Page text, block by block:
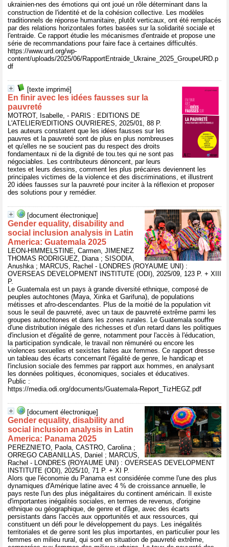
ukrainien‧nes des émotions qui ont joué un rôle déterminant dans la
construction de l'identité et de la cohésion collective. Les modèles
traditionnels de réponse humanitaire, plutôt verticaux, ont été remplacés
par des relations horizontales fortes basées sur la solidarité sociale et
l'entraide. Ce rapport étudie les mécanismes d'entraide et propose une
série de recommandations pour faire face à certaines difficultés.
https://www.urd.org/wp-
content/uploads/2025/06/RapportEntraide_Ukraine_2025_GroupeURD.p
df
[texte imprimé]
En finir avec les idées fausses sur la
pauvreté
MOTROT, Isabelle, - PARIS : EDITIONS DE
L'ATELIER/EDITIONS OUVRIERES, 2025/01, 88 P.
Les auteurs constatent que les idées fausses sur les
pauvres et la pauvreté sont de plus en plus nombreuses
et qu'elles ne se soucient pas du respect des droits
fondamentaux ni de la dignité de tou.tes qui ne sont pas
négociables. Les contributeurs dénoncent, par leurs
textes et leurs dessins, comment les plus précaires deviennent les
principales victimes de la violence et des discriminations, et illustrent
20 idées fausses sur la pauvreté pour inciter à la réflexion et proposer
des solutions pour y remédier.
[document électronique]
Gender equality, disability and
social inclusion analysis in Latin
America: Guatemala 2025
LEON-HIMMELSTINE, Carmen, JIMENEZ
THOMAS RODRIGUEZ, Diana ; SISODIA,
Anushka ; MARCUS, Rachel - LONDRES (ROYAUME UNI) :
OVERSEAS DEVELOPMENT INSTITUTE (ODI), 2025/09, 123 P. + XIII
P.
Le Guatemala est un pays à grande diversité ethnique, composé de
peuples autochtones (Maya, Xinka et Garifuna), de populations
métisses et afro-descendantes. Plus de la moitié de la population vit
sous le seuil de pauvreté, avec un taux de pauvreté extrême parmi les
groupes autochtones et dans les zones rurales. Le Guatemala souffre
d'une distribution inégale des richesses et d'un retard dans les politiques
d'inclusion et d'égalité de genre, notamment pour l'accès à l'éducation,
la participation syndicale, le travail non rémunéré ou encore les
violences sexuelles et sexistes faites aux femmes. Ce rapport dresse
un tableau des écarts concernant l'égalité de genre, le handicap et
l'inclusion sociale des femmes par rapport aux hommes, en analysant
les données politiques, économiques, sociales et éducatives.
Public :
https://media.odi.org/documents/Guatemala-Report_TizHEGZ.pdf
[document électronique]
Gender equality, disability and
social inclusion analysis in Latin
America: Panama 2025
PEREZNIETO, Paola, CASTRO, Carolina ;
ORREGO CABANILLAS, Daniel ; MARCUS,
Rachel - LONDRES (ROYAUME UNI) : OVERSEAS DEVELOPMENT
INSTITUTE (ODI), 2025/10, 71 P. + XI P.
Alors que l'économie du Panama est considérée comme l'une des plus
dynamiques d'Amérique latine avec 4 % de croissance annuelle, le
pays reste l'un des plus inégalitaires du continent américain. Il existe
d'importantes inégalités sociales, en termes de revenus, d'origine
ethnique ou géographique, de genre et d'âge, avec des écarts
persistants dans l'accès aux opportunités et aux ressources, qui
constituent un défi pour le développement du pays. Les inégalités
territoriales et de genre sont les plus importantes, en particulier pour les
femmes en milieu rural, qui sont en situation de pauvreté extrême,